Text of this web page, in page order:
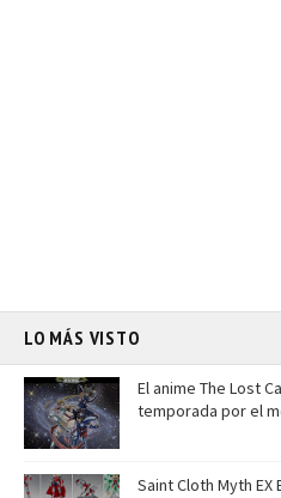
LO MÁS VISTO
El anime The Lost
temporada por el
Saint Cloth Myth EX